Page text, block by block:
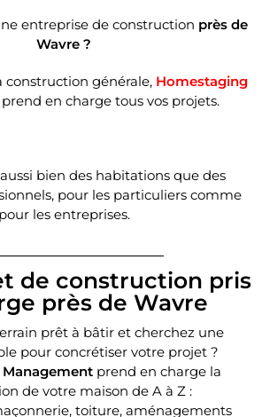
entreprise de construction près de
Wavre ?
construction générale, Homestaging
prend en charge tous vos projets.
bien des habitations que des
pour les particuliers comme
pour les entreprises.
de construction pris
près de Wavre
prêt à bâtir et cherchez une
pour concrétiser votre projet ?
prend en charge la
de votre maison de A à Z :
toiture, aménagements